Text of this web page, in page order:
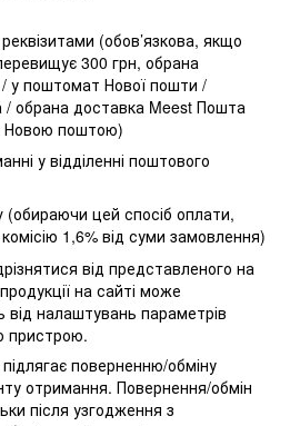
(обов’язкова, якщо
300 грн, обрана
у поштомат Нової пошти /
обрана доставка Meest Пошта
Новою поштою)
у відділенні поштового
цей спосіб оплати,
1,6% від суми замовлення)
від представленого на
на сайті може
від налаштувань параметрів
пристрою.
поверненню/обміну
отримання. Повернення/обмін
після узгодження з